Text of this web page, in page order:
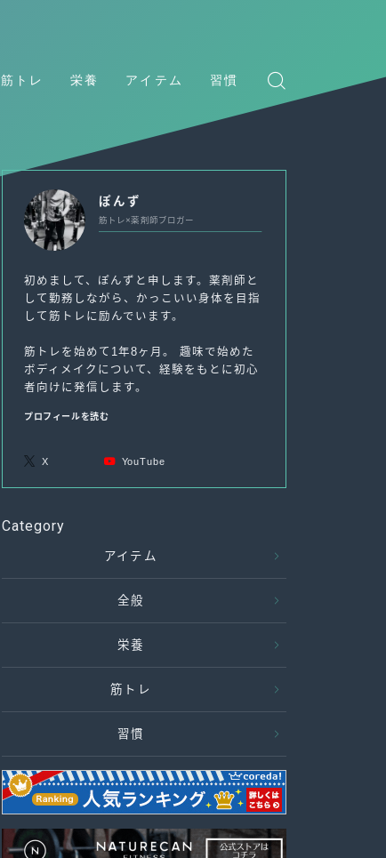
筋トレ 栄養 アイテム 習慣
ぽんず
筋トレ×薬剤師ブロガー
初めまして、ぽんずと申します。薬剤師と
して勤務しながら、かっこいい身体を目指
して筋トレに励んでいます。
筋トレを始めて1年8ヶ月。 趣味で始めた
ボディメイクについて、経験をもとに初心
者向けに発信します。
プロフィールを読む
X YouTube
Category
アイテム
全般
栄養
筋トレ
習慣